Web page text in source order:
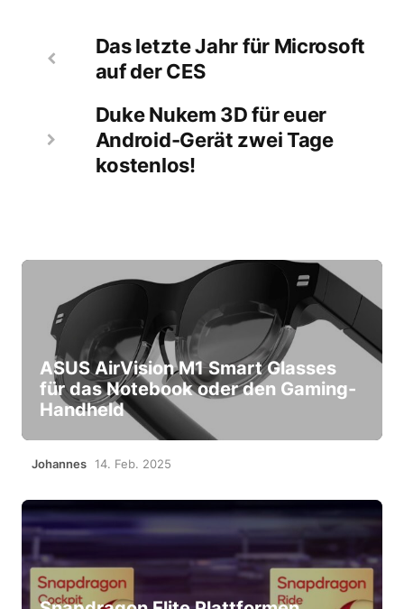
Das letzte Jahr für Microsoft
auf der CES
Duke Nukem 3D für euer
Android-Gerät zwei Tage
kostenlos!
ASUS AirVision M1 Smart Glasses
für das Notebook oder den Gaming-
Handheld
Johannes 14. Feb. 2025